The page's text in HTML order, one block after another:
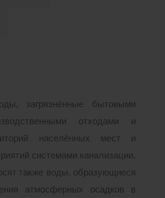
загрязнённые бытовыми
отходами и
населённых мест и
системами канализации.
также воды, образующиеся
атмосферных осадков в